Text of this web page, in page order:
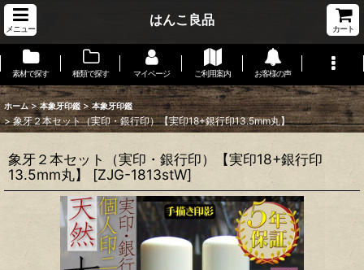
メニュー
はんこ良品
カート
素材で探す 種類で探す マイページ ご利用案内 お客様の声
ホーム > 本象牙印鑑 > 本象牙印鑑
> 象牙２本セット（実印・銀行印）【実印18+銀行印13.5mm丸】
象牙２本セット（実印・銀行印）【実印18+銀行印
13.5mm丸】
[ZJG-1813stW]